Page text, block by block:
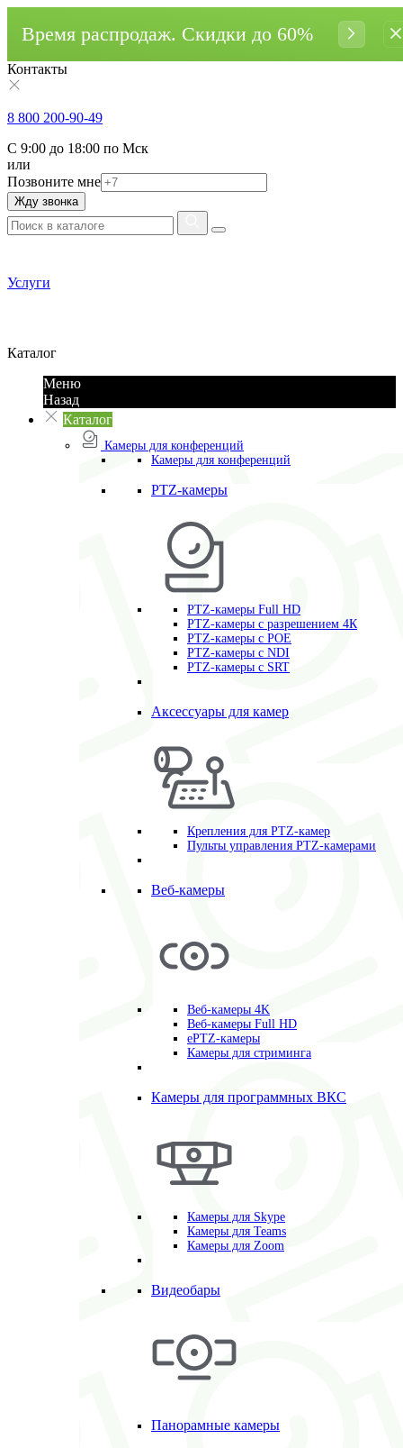
Время распродаж. Cкидки до 60%
Контакты
8 800 200-90-49
С 9:00 до 18:00 по Мск
или
Позвоните мне
Жду звонка
Услуги
Каталог
Меню
Назад
Каталог
Камеры для конференций
Камеры для конференций
PTZ-камеры
PTZ-камеры Full HD
PTZ-камеры с разрешением 4К
PTZ-камеры с POE
PTZ-камеры c NDI
PTZ-камеры с SRT
Аксессуары для камер
Крепления для PTZ-камер
Пульты управления PTZ-камерами
Веб-камеры
Веб-камеры 4K
Веб-камеры Full HD
ePTZ-камеры
Камеры для стриминга
Камеры для программных ВКС
Камеры для Skype
Камеры для Teams
Камеры для Zoom
Видеобары
Панорамные камеры